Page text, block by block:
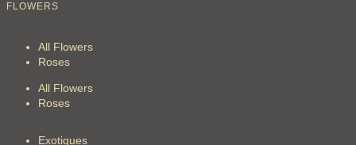
FLOWERS
All Flowers
Roses
All Flowers
Roses
Exotiques